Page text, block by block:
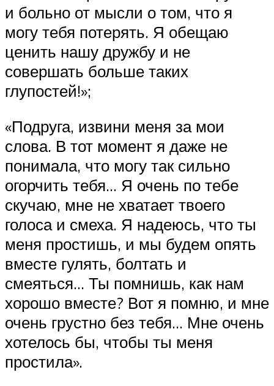
и больно от мысли о том, что я
могу тебя потерять. Я обещаю
ценить нашу дружбу и не
совершать больше таких
глупостей!»;
«Подруга, извини меня за мои
слова. В тот момент я даже не
понимала, что могу так сильно
огорчить тебя… Я очень по тебе
скучаю, мне не хватает твоего
голоса и смеха. Я надеюсь, что ты
меня простишь, и мы будем опять
вместе гулять, болтать и
смеяться… Ты помнишь, как нам
хорошо вместе? Вот я помню, и мне
очень грустно без тебя… Мне очень
хотелось бы, чтобы ты меня
простила».